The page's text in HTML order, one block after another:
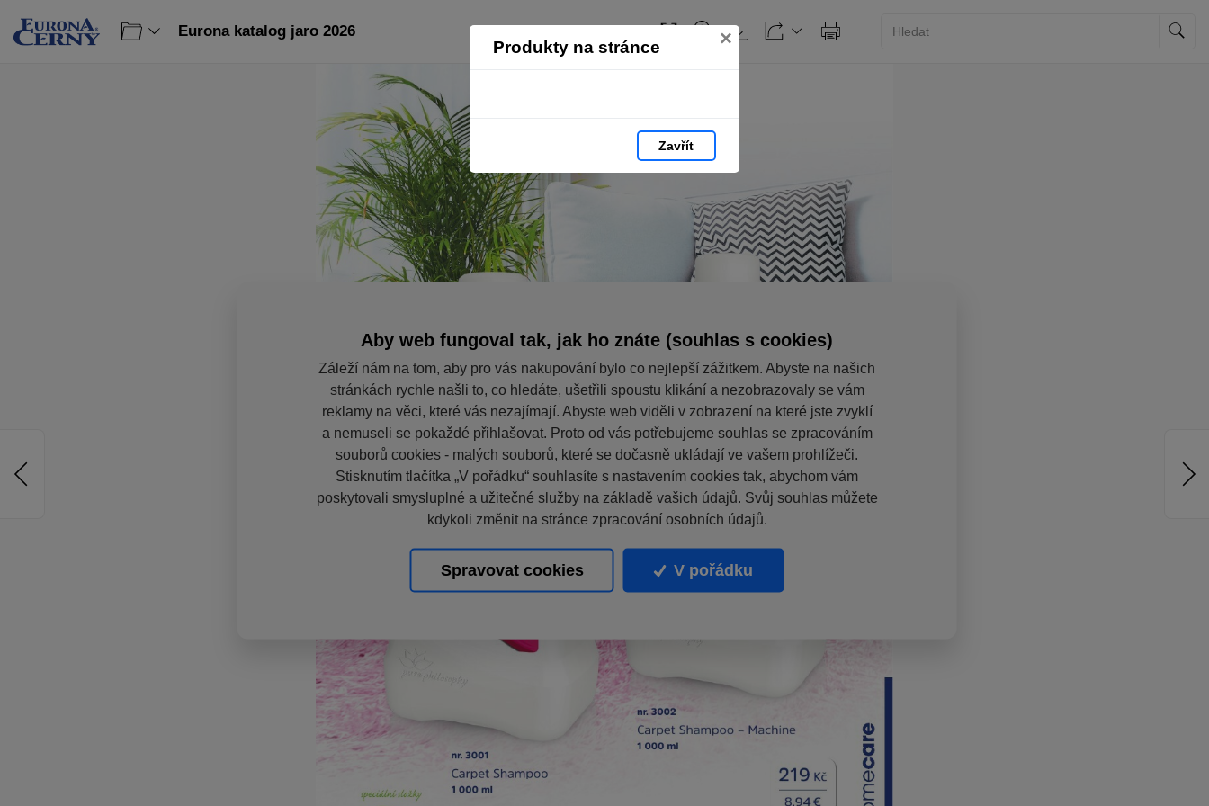
Produkty na stránce ×
Zavřít
Eurona katalog jaro 2026
Aby web fungoval tak, jak ho znáte (souhlas s cookies)
Záleží nám na tom, aby pro vás nakupování bylo co nejlepší zážitkem. Abyste na našich
stránkách rychle našli to, co hledáte, ušetřili spoustu klikání a nezobrazovaly se vám
reklamy na věci, které vás nezajímají. Abyste web viděli v zobrazení na které jste zvyklí
a nemuseli se pokaždé přihlašovat. Proto od vás potřebujeme souhlas se zpracováním
souborů cookies - malých souborů, které se dočasně ukládají ve vašem prohlížeči.
Stisknutím tlačítka „V pořádku“ souhlasíte s nastavením cookies tak, abychom vám
poskytovali smysluplné a užitečné služby na základě vašich údajů. Svůj souhlas můžete
kdykoli změnit na stránce zpracování osobních údajů.
Spravovat cookies V pořádku